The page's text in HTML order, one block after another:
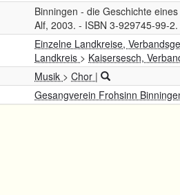
Binningen - die Geschichte
Alf, 2003. - ISBN 3-929745-99-
Einzelne Landkreise,
Landkreis > Kaisersesch,
Musik > Chor |
Gesangverein Frohsinn